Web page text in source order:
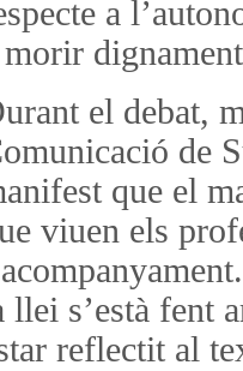
a
morir
el debat,
de
que el
viuen els
llei s’està fent
reflectit al